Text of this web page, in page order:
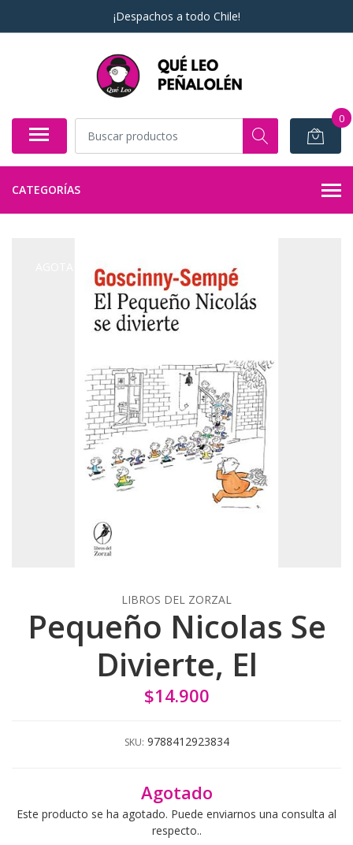
¡Despachos a todo Chile!
0
CATEGORÍAS
LIBROS DEL ZORZAL
Pequeño Nicolas Se
Divierte, El
$14.900
SKU: 9788412923834
Agotado
Este producto se ha agotado. Puede enviarnos una consulta al
respecto..